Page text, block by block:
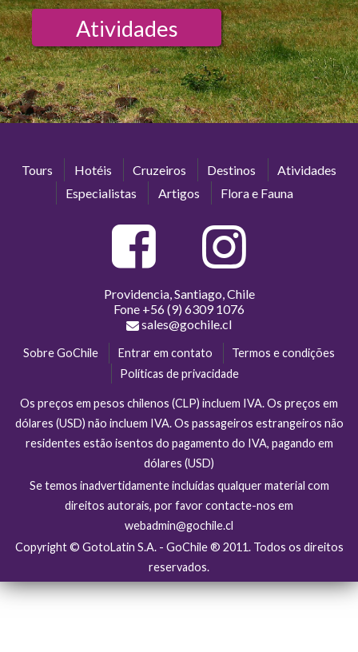
Atividades
Tours Hotéis Cruzeiros Destinos
Atividades
Especialistas
Artigos Flora e Fauna
Providencia, Santiago, Chile
Fone +56 (9) 6309 1076
sales@gochile.cl
Sobre GoChile Entrar em contato
Termos e condições
Políticas de privacidade
Os preços em pesos chilenos (CLP) incluem IVA. Os preços em
dólares (USD) não incluem IVA. Os passageiros estrangeiros não
residentes estão isentos do pagamento do IVA, pagando em
dólares (USD)
Se temos inadvertidamente incluídas qualquer material com
direitos autorais, por favor contacte-nos em
webadmin@gochile.cl
Copyright © GotoLatin S.A. - GoChile ® 2011. Todos os direitos
reservados.